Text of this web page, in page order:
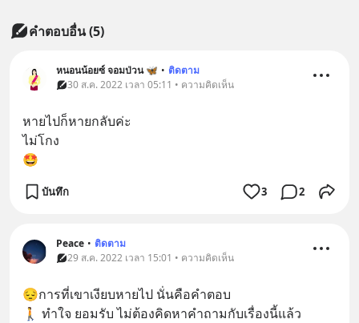
คำตอบอื่น(5)
หนอนน้อยซ์ จอมป่วน 🦋 • ติดตาม
30 ส.ค. 2022 เวลา 05:11 • ความคิดเห็น
หายไปก็หายกลับค่ะ
ไม่โกง
🤩
บันทึก 3 2
Peace • ติดตาม
29 ส.ค. 2022 เวลา 15:01 • ความคิดเห็น
😔การที่เขาเงียบหายไป นั่นคือคำตอบ
🚶 ทำใจ ยอมรับ ไม่ต้องคิดหาคำถามกับเรื่องนี้แล้ว